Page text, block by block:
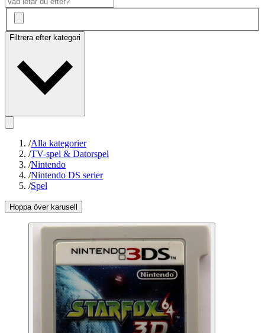
Filtrera efter kategori
/Alla kategorier
/TV-spel & Datorspel
/Nintendo
/Nintendo DS serier
/Spel
Hoppa över karusell